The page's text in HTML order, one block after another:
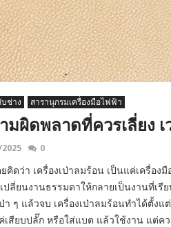
ช่าง สารานุกรมเครื่องมือไฟฟ้า
มผิดพลาดที่ควรเลี่ยง เ
0
คิดว่า เครื่องเป่าลมร้อน เป็นแค่เครื่อง
ปลี่ยนงานธรรมดาให้กลายเป็นงานที่เ
า ๆ แล้วจบ เครื่องเป่าลมร้อนทำได้ตั้ง
เสียบปลั๊ก หรือใส่แบต แล้วใช้งาน แต่ค